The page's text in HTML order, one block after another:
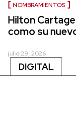
NOMBRAMIENTOS
Hilton
como su
julio 29, 2026
DIGITAL